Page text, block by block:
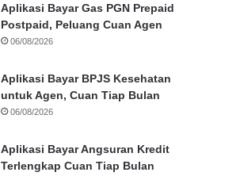
Aplikasi Bayar Gas PGN Prepaid
Postpaid, Peluang Cuan Agen
06/08/2026
Aplikasi Bayar BPJS Kesehatan
untuk Agen, Cuan Tiap Bulan
06/08/2026
Aplikasi Bayar Angsuran Kredit
Terlengkap Cuan Tiap Bulan